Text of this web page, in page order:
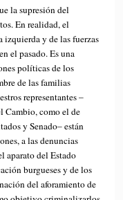
la supresión del
En realidad, el
y de las fuerzas
el pasado. Es una
políticas de los
de las familias
representantes –
Cambio, como el de
y Senado– están
a las denuncias
aparato del Estado
burgueses y de los
del aforamiento de